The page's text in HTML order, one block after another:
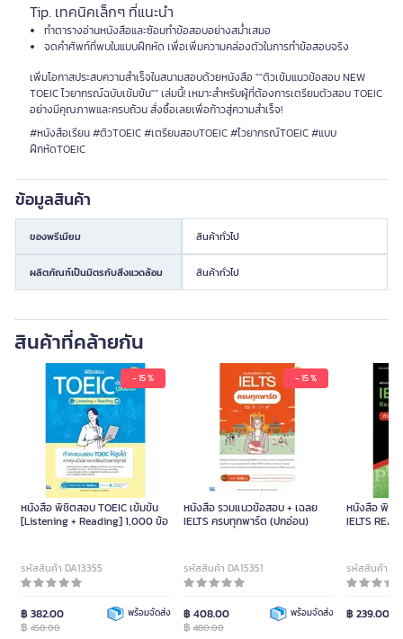
Tip. เทคนิคเล็กๆ ที่แนะนำ
ทำตารางอ่านหนังสือและซ้อมทำข้อสอบอย่างสม่ำเสมอ
จดคำศัพท์ที่พบในแบบฝึกหัด เพื่อเพิ่มความคล่องตัวในการทำข้อสอบจริง
เพิ่มโอกาสประสบความสำเร็จในสนามสอบด้วยหนังสือ ""ติวเข้มแนวข้อสอบ NEW
TOEIC ไวยากรณ์ฉบับเข้มข้น"" เล่มนี้! เหมาะสำหรับผู้ที่ต้องการเตรียมตัวสอบ TOEIC
อย่างมีคุณภาพและครบถ้วน สั่งซื้อเลยเพื่อก้าวสู่ความสำเร็จ!
#หนังสือเรียน #ติวTOEIC #เตรียมสอบTOEIC #ไวยากรณ์TOEIC #แบบ
ฝึกหัดTOEIC
ข้อมูลสินค้า
ของพรีเมียม สินค้าทั่วไป
ผลิตภัณฑ์เป็นมิตรกับสิ่งแวดล้อม สินค้าทั่วไป
สินค้าที่คล้ายกัน
- 15 %
หนังสือ พิชิตสอบ TOEIC เข้มข้น
[Listening + Reading] 1,000 ข้อ
รหัสสินค้า DA13355
฿ 382.00
฿ 450.00
พร้อมจัดส่ง
- 15 %
หนังสือ รวมแนวข้อสอบ + เฉลย
IELTS ครบทุกพาร์ต (ปกอ่อน)
รหัสสินค้า DA15351
฿ 408.00
฿ 480.00
พร้อมจัดส่ง
หนังสือ พิชิต
IELTS
รหัสสินค้า
฿ 239.00